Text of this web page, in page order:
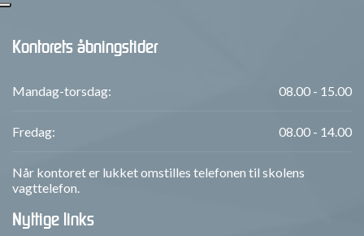
Kontorets åbningstider
Mandag-torsdag: 08.00 - 15.00
Fredag: 08.00 - 14.00
Når kontoret er lukket omstilles telefonen til skolens
vagttelefon.
Nyttige links